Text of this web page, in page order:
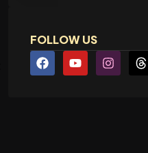
FOLLOW US